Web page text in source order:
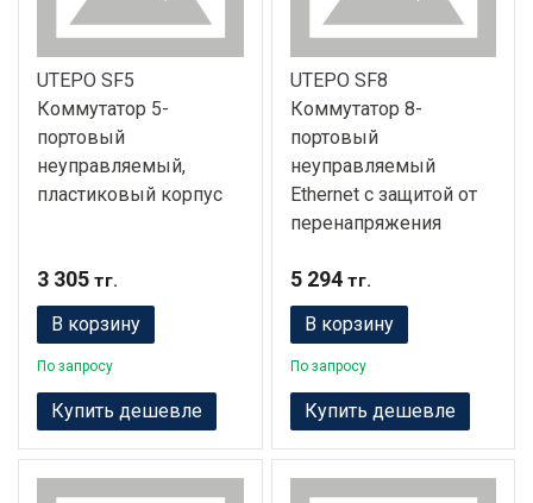
UTEPO SF5
Коммутатор 5-
портовый
неуправляемый,
пластиковый корпус
3 305 тг.
В корзину
По запросу
Купить дешевле
UTEPO SF8
Коммутатор 8-
портовый
неуправляемый
Ethernet с защитой от
перенапряжения
5 294тг.
В корзину
По запросу
Купить дешевле